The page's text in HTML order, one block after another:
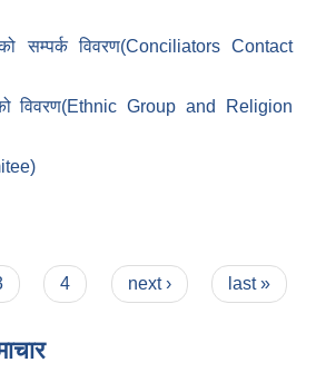
सम्पर्क विवरण(Conciliators Contact
विवरण(Ethnic Group and Religion
4 next › last »